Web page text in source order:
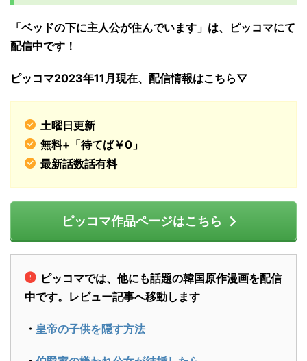
「ベッドの下に主人公が住んでいます」は、ピッコマにて
配信中です！
ピッコマ2023年11 月現在、配信情報はこちら▽
土曜日更新
無料+「待てば￥0」
最新話数話有料
ピッコマ作品ページはこちら
ピッコマでは、他にも話題の韓国原作漫画を配信
中です。レビュー記事へ移動します
・ 皇帝の子供を隠す方法